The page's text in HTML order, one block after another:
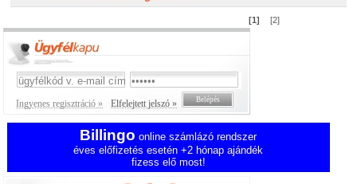
[1] [2]
Ingyenes regisztráció » Elfelejtett jelszó »
Billingo online számlázó rendszer
éves előfizetés esetén +2 hónap ajándék
fizess elő most!